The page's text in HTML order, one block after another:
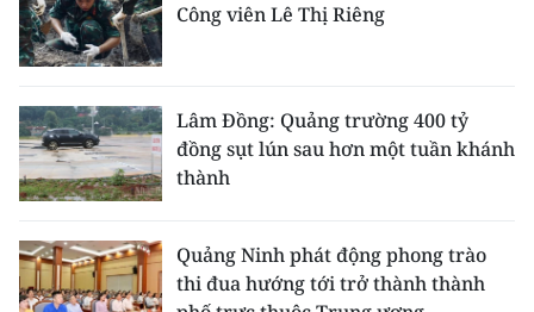
Công viên Lê Thị Riêng
Lâm Đồng: Quảng trường 400 tỷ
đồng sụt lún sau hơn một tuần khánh
thành
Quảng Ninh phát động phong trào
thi đua hướng tới trở thành thành